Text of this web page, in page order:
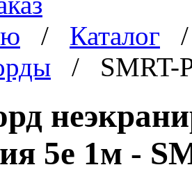
/ Каталог
/ SMRT-
5e 1м -